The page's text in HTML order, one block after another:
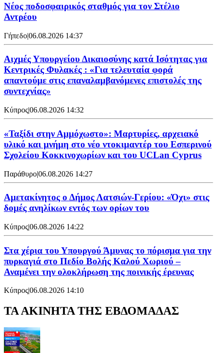
Νέος ποδοσφαιρικός σταθμός για τον Στέλιο
Αντρέου
Γήπεδο|06.08.2026 14:37
Αιχμές Υπουργείου Δικαιοσύνης κατά Ισότητας για
Κεντρικές Φυλακές : «Για τελευταία φορά
απαντούμε στις επαναλαμβανόμενες επιστολές της
συντεχνίας»
Κύπρος|06.08.2026 14:32
«Ταξίδι στην Αμμόχωστο»: Μαρτυρίες, αρχειακό
υλικό και μνήμη στο νέο ντοκιμαντέρ του Εσπερινού
Σχολείου Κοκκινοχωρίων και του UCLan Cyprus
Παράθυρο|06.08.2026 14:27
Αμετακίνητος ο Δήμος Λατσιών-Γερίου: «Όχι» στις
δομές ανηλίκων εντός των ορίων του
Κύπρος|06.08.2026 14:22
Στα χέρια του Υπουργού Άμυνας το πόρισμα για την
πυρκαγιά στο Πεδίο Βολής Καλού Χωριού –
Αναμένει την ολοκλήρωση της ποινικής έρευνας
Κύπρος|06.08.2026 14:10
ΤΑ ΑΚΙΝΗΤΑ ΤΗΣ ΕΒΔΟΜΑΔΑΣ